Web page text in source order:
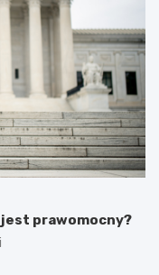
jest prawomocny?